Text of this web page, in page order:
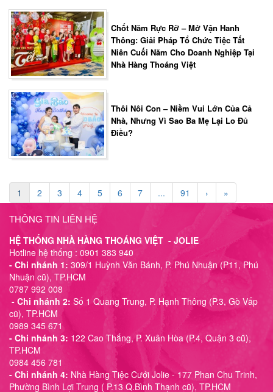
Chốt Năm Rực Rỡ – Mở Vận Hanh
Thông: Giải Pháp Tổ Chức Tiệc Tất
Niên Cuối Năm Cho Doanh Nghiệp Tại
Nhà Hàng Thoáng Việt
Thôi Nôi Con – Niềm Vui Lớn Của Cả
Nhà, Nhưng Vì Sao Ba Mẹ Lại Lo Đủ
Điều?
1 2 3 4 5 6 7 ... 91 › »
THÔNG TIN LIÊN HỆ
HỆ THỐNG NHÀ HÀNG THOÁNG VIỆT - JOLIE
Hotline hệ thống : 0901 383 940
- Chi nhánh 1: 309/1 Huỳnh Văn Bánh, P. Phú Nhuận (P11, Phú
Nhuận cũ), TP.HCM
0787 992 008
- Chi nhánh 2: Số 1 Quang Trung, P. Hạnh Thông (P.3, Gò Vấp
cũ), TP.HCM
0989 345 671
- Chi nhánh 3: 122 Cao Thắng, P. Xuân Hòa (P.4, Quận 3 cũ),
TP.HCM
0984 456 781
- Chi nhánh 4: Nhà Hàng Tiệc Cưới Jolie - 177 Phan Chu Trinh,
Phường Bình Lợi Trung ( P.13 Q.Bình Thạnh cũ), TP.HCM